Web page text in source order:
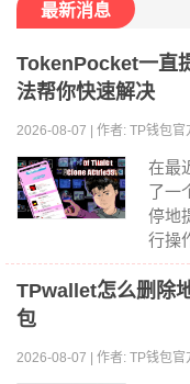
最新消息
TokenPocket一直
法帮你快速解决
2026-08-07 | 作者: TP钱包官
在最
了一
停地
行操
TPwallet怎么删除
包
2026-08-07 | 作者: TP钱包官